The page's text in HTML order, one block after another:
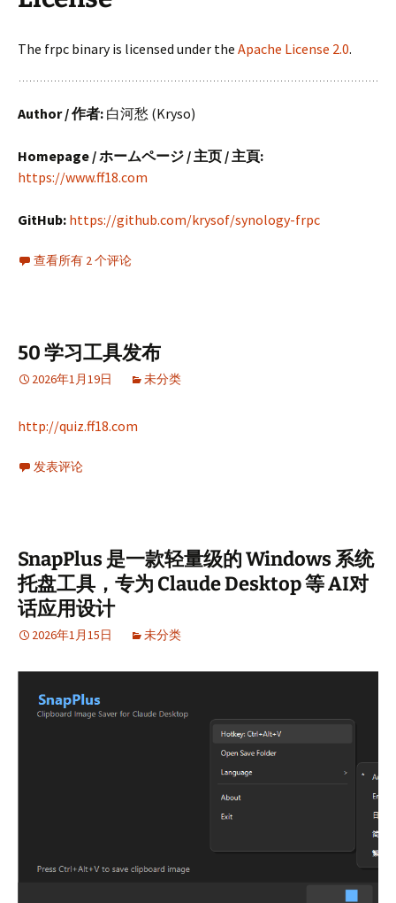
The frpc binary is licensed under the Apache License 2.0.
Author / 作者: 白河愁 (Kryso)
Homepage / ホームページ / 主页 / 主頁:
https://www.ff18.com
GitHub: https://github.com/krysof/synology-frpc
查看所有 2 个评论
50 学习工具发布
2026年1月19日 未分类
http://quiz.ff18.com
发表评论
SnapPlus 是一款轻量级的 Windows 系统
托盘工具，专为 Claude Desktop 等 AI对
话应用设计
2026年1月15日 未分类